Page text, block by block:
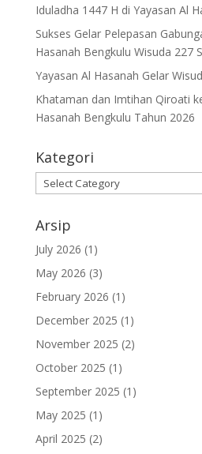
Iduladha 1447 H di Yayasan Al
Sukses Gelar Pelepasan
Hasanah Bengkulu Wisuda 227
Yayasan Al Hasanah Gelar
Khataman dan Imtihan Qiroati
Hasanah Bengkulu Tahun 2026
Kategori
Kategori
Arsip
July 2026 (1)
May 2026 (3)
February 2026 (1)
December 2025 (1)
November 2025 (2)
October 2025 (1)
September 2025 (1)
May 2025 (1)
April 2025 (2)